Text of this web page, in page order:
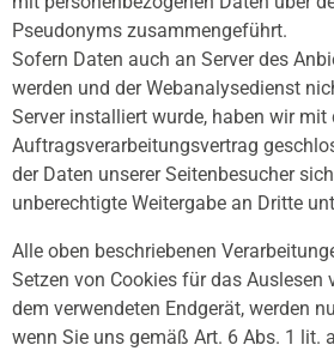
Pseudonyms zusammengeführt.
Sofern Daten auch an Server des
werden und der Webanalysedienst
Server installiert wurde, haben wir mit
Auftragsverarbeitungsvertrag
der Daten unserer Seitenbesucher
unberechtigte Weitergabe an Dritte
Alle oben beschriebenen
Setzen von Cookies für das
dem verwendeten Endgerät, werden
wenn Sie uns gemäß Art. 6 Abs. 1 lit.